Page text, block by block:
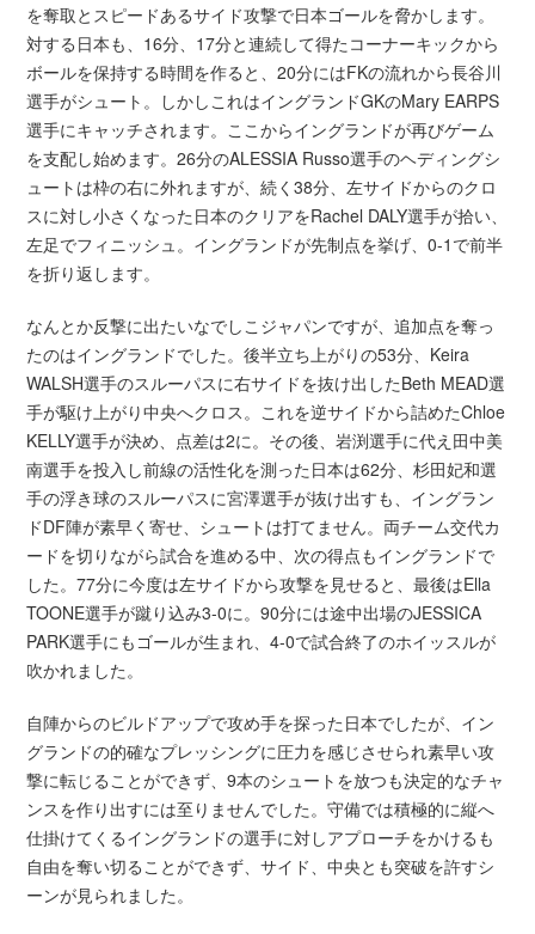
を奪取とスピードあるサイド攻撃で日本ゴールを脅かします。
対する日本も、16分、17分と連続して得たコーナーキックから
ボールを保持する時間を作ると、20分にはFKの流れから長谷川
選手がシュート。しかしこれはイングランドGKのMary EARPS
選手にキャッチされます。ここからイングランドが再びゲーム
を支配し始めます。26分のALESSIA Russo選手のヘディングシ
ュートは枠の右に外れますが、続く38分、左サイドからのクロ
スに対し小さくなった日本のクリアをRachel DALY選手が拾い、
左足でフィニッシュ。イングランドが先制点を挙げ、0-1で前半
を折り返します。
なんとか反撃に出たいなでしこジャパンですが、追加点を奪っ
たのはイングランドでした。後半立ち上がりの53分、Keira
WALSH選手のスルーパスに右サイドを抜け出したBeth MEAD選
手が駆け上がり中央へクロス。これを逆サイドから詰めたChloe
KELLY選手が決め、点差は2に。その後、岩渕選手に代え田中美
南選手を投入し前線の活性化を測った日本は62分、杉田妃和選
手の浮き球のスルーパスに宮澤選手が抜け出すも、イングラン
ドDF陣が素早く寄せ、シュートは打てません。両チーム交代カ
ードを切りながら試合を進める中、次の得点もイングランドで
した。77分に今度は左サイドから攻撃を見せると、最後はElla
TOONE選手が蹴り込み3-0に。90分には途中出場のJESSICA
PARK選手にもゴールが生まれ、4-0で試合終了のホイッスルが
吹かれました。
自陣からのビルドアップで攻め手を探った日本でしたが、イン
グランドの的確なプレッシングに圧力を感じさせられ素早い攻
撃に転じることができず、9本のシュートを放つも決定的なチャ
ンスを作り出すには至りませんでした。守備では積極的に縦へ
仕掛けてくるイングランドの選手に対しアプローチをかけるも
自由を奪い切ることができず、サイド、中央とも突破を許すシ
ーンが見られました。